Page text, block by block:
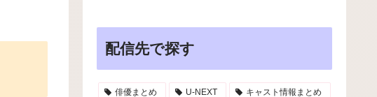
配信先で探す
俳優まとめ U-NEXT キャスト情報まとめ